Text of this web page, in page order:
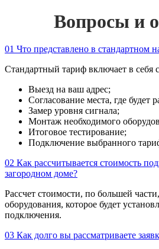
Вопросы и
01 Что представлено в стандартном
Стандартный тариф включает в себя
Выезд на ваш адрес;
Согласование места, где будет
Замер уровня сигнала;
Монтаж необходимого
Итоговое тестирование;
Подключение выбранного
02 Как рассчитывается стоимость
загородном доме?
Рассчет стоимости, по большей
оборудования, которое будет
подключения.
03 Как долго вы рассматриваете